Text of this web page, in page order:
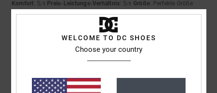
Komfort: 5/5 Preis-Leistungs-Verhältnis: 5/5 Größe: Perfekte Größe
Material: 5 Farbe: 5
5/5
9. Juli 2026
WELCOME TO DC SHOES
Choose your country